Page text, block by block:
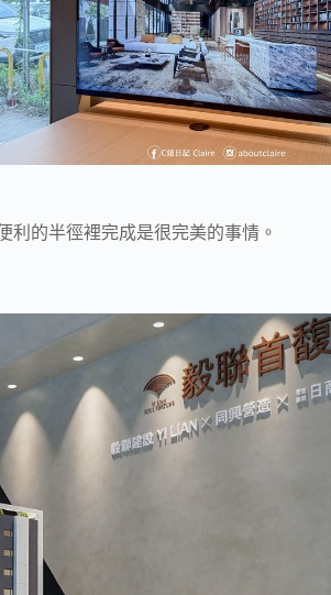
利的半徑裡完成是很完美的事情。